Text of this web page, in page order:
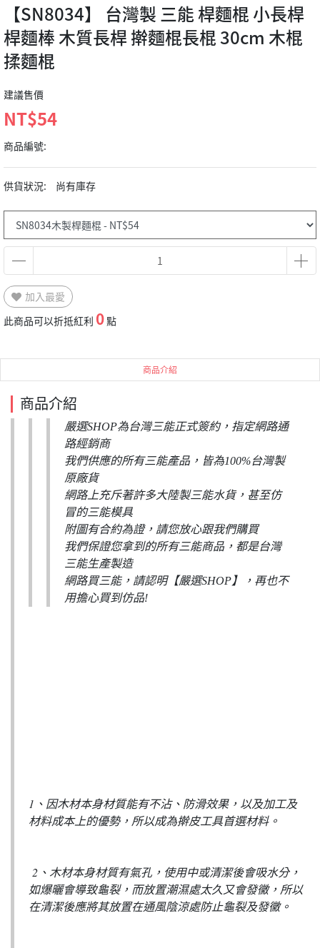
【SN8034】 台灣製 三能 桿麵棍 小長桿
桿麵棒 木質長桿 擀麵棍長棍 30cm 木棍
揉麵棍
建議售價
NT$54
商品編號:
供貨狀況: 尚有庫存
加入最愛
此商品可以折抵紅利 0點
商品介紹
商品介紹
嚴選SHOP為台灣三能正式簽約，指定網路通
路經銷商
我們供應的所有三能產品，皆為100%台灣製
原廠貨
網路上充斥著許多大陸製三能水貨，甚至仿
冒的三能模具
附圖有合約為證，請您放心跟我們購買
我們保證您拿到的所有三能商品，都是台灣
三能生產製造
網路買三能，請認明【嚴選SHOP】，再也不
用擔心買到仿品!
1、因木材本身材質能有不沾、防滑效果，以及加工及
材料成本上的優勢，所以成為擀皮工具首選材料。
2、木材本身材質有氣孔，使用中或清潔後會吸水分，
如爆曬會導致龜裂，而放置潮濕處太久又會發黴，所以
在清潔後應將其放置在通風陰涼處防止龜裂及發黴。